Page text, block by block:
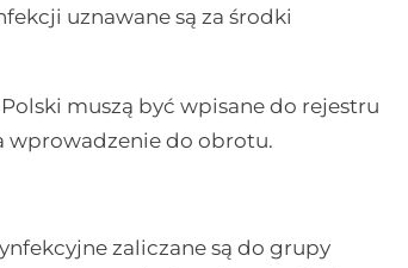
uznawane są za środki
muszą być wpisane do rejestru
wprowadzenie do obrotu.
zaliczane są do grupy